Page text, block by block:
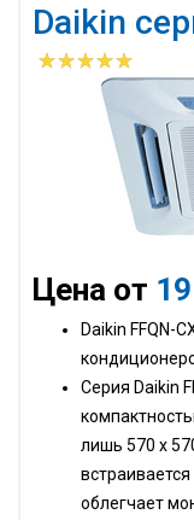
Daikin
Цена от
Daikin FFQN-
Серия Daikin
лишь 570 x
облегчает